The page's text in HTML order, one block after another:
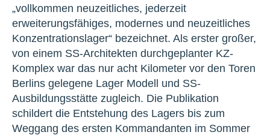
„vollkommen neuzeitliches, jederzeit
erweiterungsfähiges, modernes und neuzeitliches
Konzentrationslager“ bezeichnet. Als erster großer,
von einem SS-Architekten durchgeplanter KZ-
Komplex war das nur acht Kilometer vor den Toren
Berlins gelegene Lager Modell und SS-
Ausbildungsstätte zugleich. Die Publikation
schildert die Entstehung des Lagers bis zum
Weggang des ersten Kommandanten im Sommer